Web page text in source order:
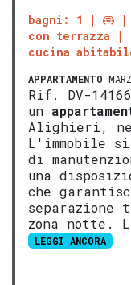
bagni: 1
con terrazza
cucina
APPARTAMENTO
Rif. DV-
un
Alighieri,
L'immobile
di
una
che
zona notte.
LEGGI ANCORA